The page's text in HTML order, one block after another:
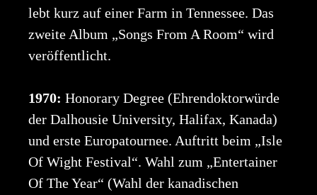
lebt kurz auf einer Farm in Tennessee. Das
zweite Album „Songs From A Room“ wird
veröffentlicht.
1970: Honorary Degree (Ehrendoktorwürde
der Dalhousie University, Halifax, Kanada)
und erste Europatournee. Auftritt beim „Isle
Of Wight Festival“. Wahl zum „Entertainer
Of The Year“ (Wahl der kanadischen